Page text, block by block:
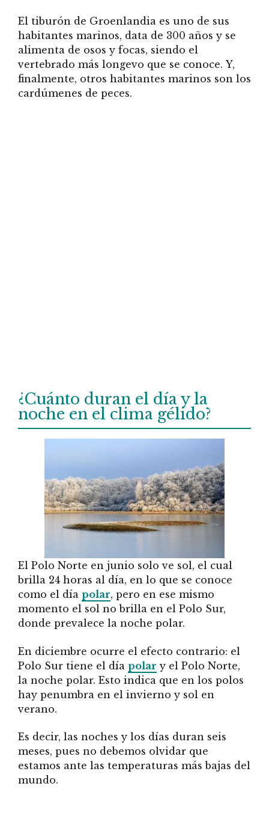
El tiburón de Groenlandia es uno de sus
habitantes marinos, data de 300 años y se
alimenta de osos y focas, siendo el
vertebrado más longevo que se conoce. Y,
finalmente, otros habitantes marinos son los
cardúmenes de peces.
¿Cuánto duran el día y la
noche en el clima gélido?
El Polo Norte en junio solo ve sol, el cual
brilla 24 horas al día, en lo que se conoce
como el día polar, pero en ese mismo
momento el sol no brilla en el Polo Sur,
donde prevalece la noche polar.
En diciembre ocurre el efecto contrario: el
Polo Sur tiene el día polar y el Polo Norte,
la noche polar. Esto indica que en los polos
hay penumbra en el invierno y sol en
verano.
Es decir, las noches y los días duran seis
meses, pues no debemos olvidar que
estamos ante las temperaturas más bajas del
mundo.